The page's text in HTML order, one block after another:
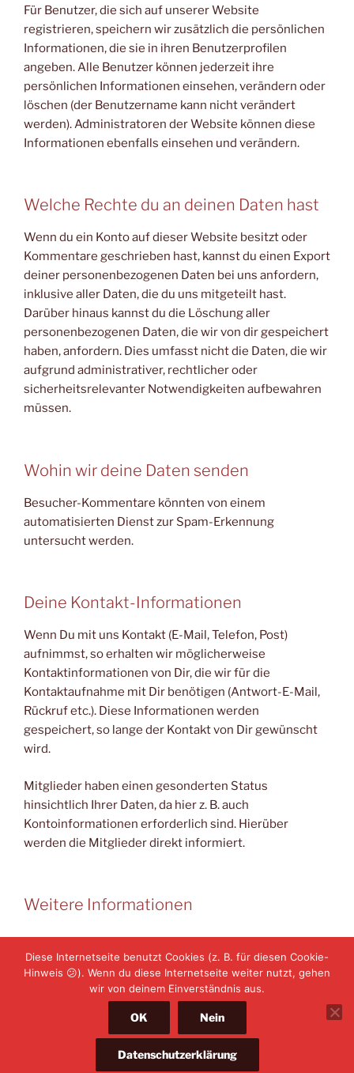
Für Benutzer, die sich auf unserer Website
registrieren, speichern wir zusätzlich die persönlichen
Informationen, die sie in ihren Benutzerprofilen
angeben. Alle Benutzer können jederzeit ihre
persönlichen Informationen einsehen, verändern oder
löschen (der Benutzername kann nicht verändert
werden). Administratoren der Website können diese
Informationen ebenfalls einsehen und verändern.
Welche Rechte du an deinen Daten hast
Wenn du ein Konto auf dieser Website besitzt oder
Kommentare geschrieben hast, kannst du einen Export
deiner personenbezogenen Daten bei uns anfordern,
inklusive aller Daten, die du uns mitgeteilt hast.
Darüber hinaus kannst du die Löschung aller
personenbezogenen Daten, die wir von dir gespeichert
haben, anfordern. Dies umfasst nicht die Daten, die wir
aufgrund administrativer, rechtlicher oder
sicherheitsrelevanter Notwendigkeiten aufbewahren
müssen.
Wohin wir deine Daten senden
Besucher-Kommentare könnten von einem
automatisierten Dienst zur Spam-Erkennung
untersucht werden.
Deine Kontakt-Informationen
Wenn Du mit uns Kontakt (E-Mail, Telefon, Post)
aufnimmst, so erhalten wir möglicherweise
Kontaktinformationen von Dir, die wir für die
Kontaktaufnahme mit Dir benötigen (Antwort-E-Mail,
Rückruf etc.). Diese Informationen werden
gespeichert, so lange der Kontakt von Dir gewünscht
wird.
Mitglieder haben einen gesonderten Status
hinsichtlich Ihrer Daten, da hier z. B. auch
Kontoinformationen erforderlich sind. Hierüber
werden die Mitglieder direkt informiert.
Weitere Informationen
Zur Zeit keine…
Datenschutzerklärung
Mit Stolz präsentiert von
Diese Internetseite benutzt Cookies (z. B. für diesen Cookie-
Hinweis 😕). Wenn du diese Internetseite weiter nutzt, gehen
wir von deinem Einverständnis aus.
OK Nein
Datenschutzerklärung